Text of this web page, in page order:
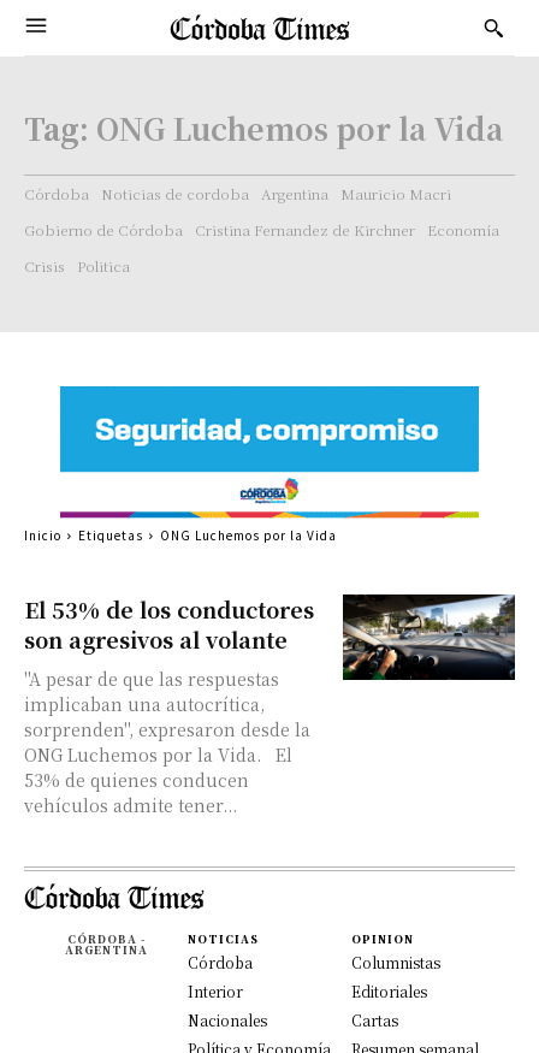
Tag: ONG Luchemos por la Vida
Córdoba Noticias de cordoba Argentina
Mauricio Macri
Gobierno de Córdoba
Cristina Fernandez de Kirchner
Economía
Crisis
Politica
El 53% de los conductores
son agresivos al volante
"A pesar de que las respuestas
implicaban una autocrítica,
sorprenden", expresaron desde la
ONG Luchemos por la Vida. El
53% de quienes conducen
vehículos admite tener...
Inicio Etiquetas ONG Luchemos por la Vida
CÓRDOBA -
ARGENTINA
NOTICIAS
Córdoba
Interior
Nacionales
Política y Economía
OPINION
Columnistas
Editoriales
Cartas
Resumen semanal